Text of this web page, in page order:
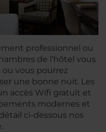
professionnel ou
de l’hôtel vous
vous pourrez
une bonne nuit. Les
accès Wifi gratuit et
modernes et
ci-dessous nos